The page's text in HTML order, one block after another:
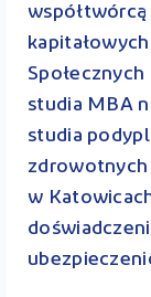
studia MBA
studia
zdrowotnych
w